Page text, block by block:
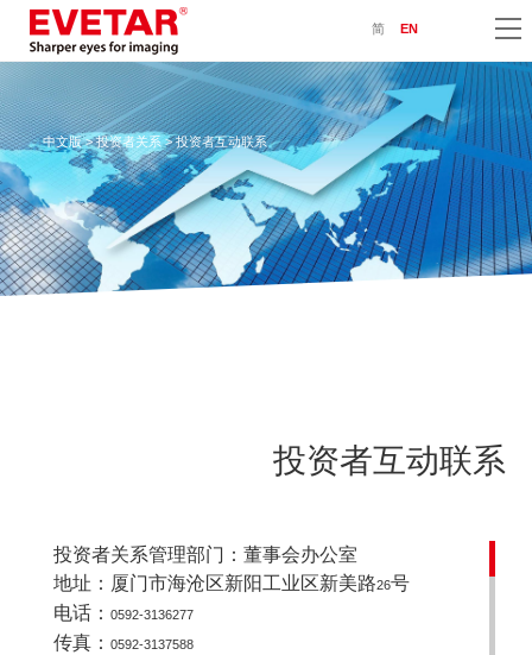
简 EN
中文版>投资者关系> 投资者互动联系
投资者互动联系
投资者关系管理部门：董事会办公室
地址：厦门市海沧区新阳工业区新美路26号
电话： 0592-3136277
传真： 0592-3137588